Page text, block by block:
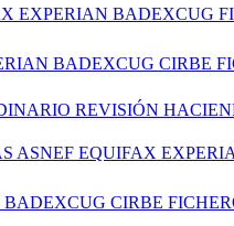
EXPERIAN BADEXCUG
BADEXCUG CIRBE
REVISIÓN
ASNEF EQUIFAX
CIRBE